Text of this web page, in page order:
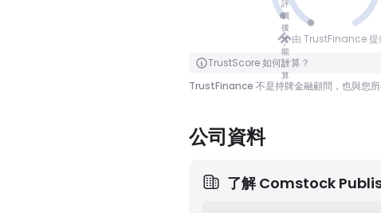
評
價
後
才
能
計
算
冇分數
點擊翻轉
由 TrustFinance 提
TrustScore 如何計算？
TrustFinance 不是持牌金融顧問，也與您所
公司資料
了解Comstock